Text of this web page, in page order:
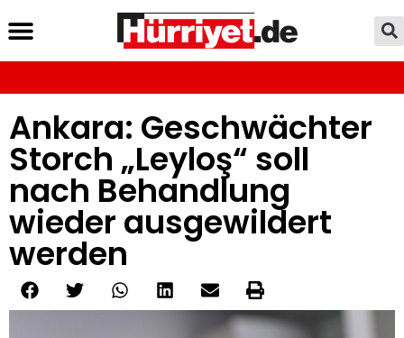
Ankara: Geschwächter
Storch „Leyloş“ soll
nach Behandlung
wieder ausgewildert
werden